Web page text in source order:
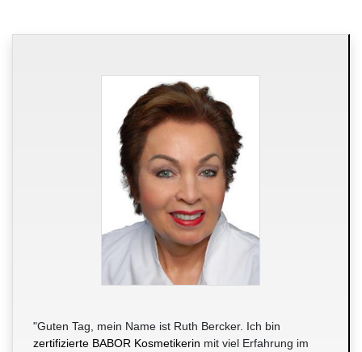
"Guten Tag, mein Name ist Ruth Bercker. Ich bin
zertifizierte BABOR Kosmetikerin mit viel Erfahrung im